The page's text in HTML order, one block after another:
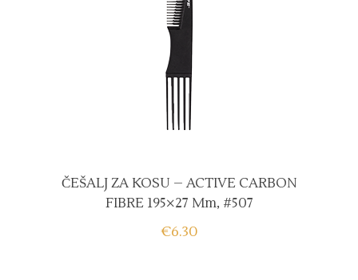
ČEŠALJ ZA KOSU – ACTIVE CARBON
FIBRE 195×27 Mm, #507
€6.30